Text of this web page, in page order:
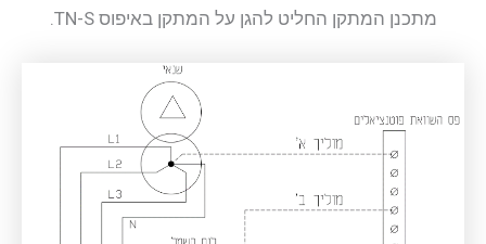
מתכנן המתקן החליט להגן על המתקן באיפוס TN-S.